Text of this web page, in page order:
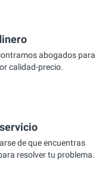
abogados para
calidad-precio.
de que encuentras
resolver tu problema.